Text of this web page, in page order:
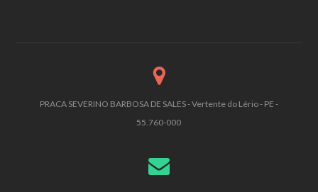
PRACA SEVERINO BARBOSA DE SALES - Vertente do Lério - PE -
55.760-000